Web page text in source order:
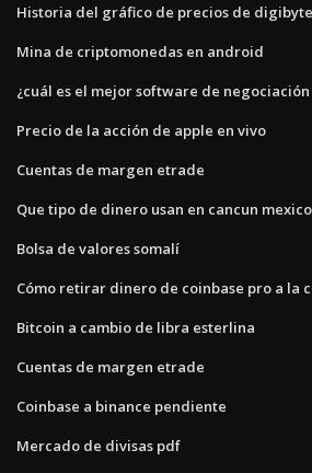
Historia del gráfico de precios de digibyte
Mina de criptomonedas en android
¿cuál es el mejor software de negociación
Precio de la acción de apple en vivo
Cuentas de margen etrade
Que tipo de dinero usan en cancun mexico
Bolsa de valores somalí
Cómo retirar dinero de coinbase pro a la
Bitcoin a cambio de libra esterlina
Cuentas de margen etrade
Coinbase a binance pendiente
Mercado de divisas pdf